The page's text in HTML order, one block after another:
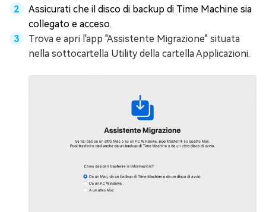
Assicurati che il disco di backup di Time Machine sia
collegato e acceso.
Trova e apri l'app "Assistente Migrazione" situata
nella sottocartella Utility della cartella Applicazioni.